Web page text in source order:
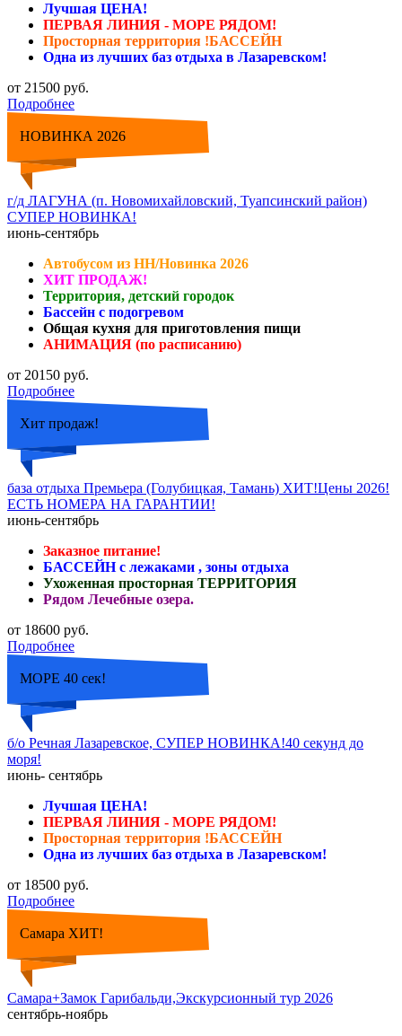
Лучшая ЦЕНА!
ПЕРВАЯ ЛИНИЯ - МОРЕ РЯДОМ!
Просторная территория !БАССЕЙН
Одна из лучших баз отдыха в Лазаревском!
от 21500 руб.
Подробнее
НОВИНКА 2026
г/д ЛАГУНА (п. Новомихайловский, Туапсинский район)
СУПЕР НОВИНКА!
июнь-сентябрь
Автобусом из НН/Новинка 2026
ХИТ ПРОДАЖ!
Территория, детский городок
Бассейн с подогревом
Общая кухня для приготовления пищи
АНИМАЦИЯ (по расписанию)
от 20150 руб.
Подробнее
Хит продаж!
база отдыха Премьера (Голубицкая, Тамань) ХИТ!Цены 2026!
ЕСТЬ НОМЕРА НА ГАРАНТИИ!
июнь-сентябрь
Заказное питание!
БАССЕЙН с лежаками , зоны отдыха
Ухоженная просторная ТЕРРИТОРИЯ
Рядом Лечебные озера.
от 18600 руб.
Подробнее
МОРЕ 40 сек!
б/о Речная Лазаревское, СУПЕР НОВИНКА!40 секунд до
моря!
июнь- сентябрь
Лучшая ЦЕНА!
ПЕРВАЯ ЛИНИЯ - МОРЕ РЯДОМ!
Просторная территория !БАССЕЙН
Одна из лучших баз отдыха в Лазаревском!
от 18500 руб.
Подробнее
Самара ХИТ!
Самара+Замок Гарибальди,Экскурсионный тур 2026
сентябрь-ноябрь